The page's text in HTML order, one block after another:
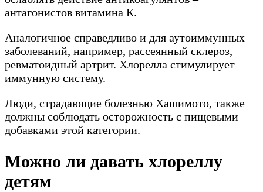
антагонистов витамина К.
Аналогичное справедливо и для аутоиммунных
заболеваний, например, рассеянный склероз,
ревматоидный артрит. Хлорелла стимулирует
иммунную систему.
Люди, страдающие болезнью Хашимото, также
должны соблюдать осторожность с пищевыми
добавками этой категории.
Можно ли давать хлореллу
детям